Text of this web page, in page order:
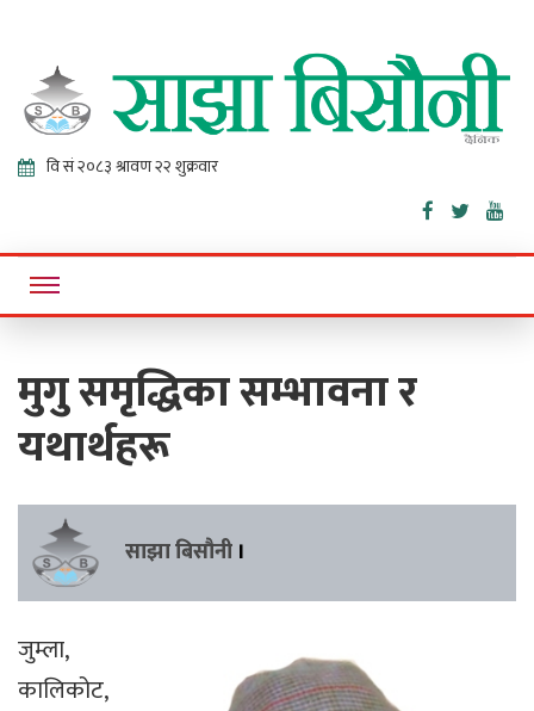
Sajha
Bisaunee
Online News Portal
मुगु समृद्धिका सम्भावना र
यथार्थहरू
साझा बिसौनी ।
जुम्ला,
कालिकोट,